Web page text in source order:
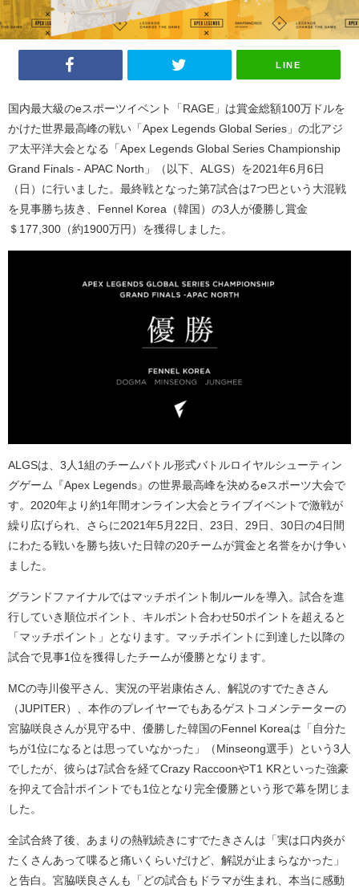
LINE
国内最大級のeスポーツイベント「 RAGE 」は賞金総額100万ドルを
かけた世界最高峰の戦い「 Apex Legends Global Series 」の北アジ
ア太平洋大会となる「 Apex Legends Global Series Championship
Grand Finals - APAC North 」（以下、 ALGS）を2021 年6 月 6 日
（日）に行いました。最終戦となった第7試合は7つ巴という大混戦
を見事勝ち抜き、
Fennel Korea （韓国）の3 人が優勝し賞金
＄ 177,300 （約1900万円）を獲得しました。
ALGSは、 3 人 1 組のチームバトル形式バトルロイヤルシューティン
グゲーム『Apex Legends』 の世界最高峰を決めるeスポーツ大会で
す。 2020年より約1 年間オンライン大会とライブイベントで激戦が
繰り広げられ、さらに 2021 年5 月 22 日、 23 日、 29 日、 30日の4日間
にわたる戦いを勝ち抜いた日韓の20チームが賞金と名誉をかけ争い
ました。
グランドファイナルではマッチポイント制ルールを導入。試合を進
行していき順位ポイント、キルポント合わせ50ポイントを超えると
「マッチポイント」となります。マッチポイントに到達した以降の
試合で見事1 位を獲得したチームが優勝となります。
MCの寺川俊平さん、実況の平岩康佑さん、解説のすでたきさん
（JUPITER ）、本作のプレイヤーでもあるゲストコメンテーターの
宮脇咲良さんが見守る中、優勝した韓国のFennel Koreaは「自分た
ちが1 位になるとは思っていなかった」（ Minseong選手）という 3 人
でしたが、彼らは7試合を経てCrazy RaccoonやT1 KR といった強豪
を抑えて合計ポイントでも 1 位となり完全優勝という形で幕を閉じま
した。
全試合終了後、あまりの熱戦続きにすでたきさんは「実は口内炎が
たくさんあって喋ると痛いくらいだけど、解説が止まらなかった」
と告白。宮脇咲良さんも「どの試合もドラマが生まれ、本当に感動